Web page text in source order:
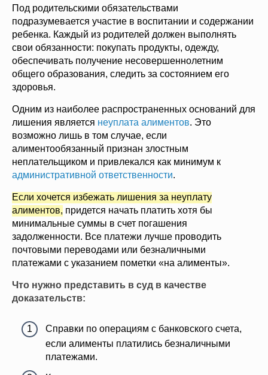
Под родительскими обязательствами
подразумевается участие в воспитании и содержании
ребенка. Каждый из родителей должен выполнять
свои обязанности: покупать продукты, одежду,
обеспечивать получение несовершеннолетним
общего образования, следить за состоянием его
здоровья.
Одним из наиболее распространенных оснований для
лишения является неуплата алиментов. Это
возможно лишь в том случае, если
алиментообязанный признан злостным
неплательщиком и привлекался как минимум к
административной ответственности.
Если хочется избежать лишения за неуплату
алиментов, придется начать платить хотя бы
минимальные суммы в счет погашения
задолженности. Все платежи лучше проводить
почтовыми переводами или безналичными
платежами с указанием пометки «на алименты».
Что нужно представить в суд в качестве
доказательств:
Справки по операциям с банковского счета,
если алименты платились безналичными
платежами.